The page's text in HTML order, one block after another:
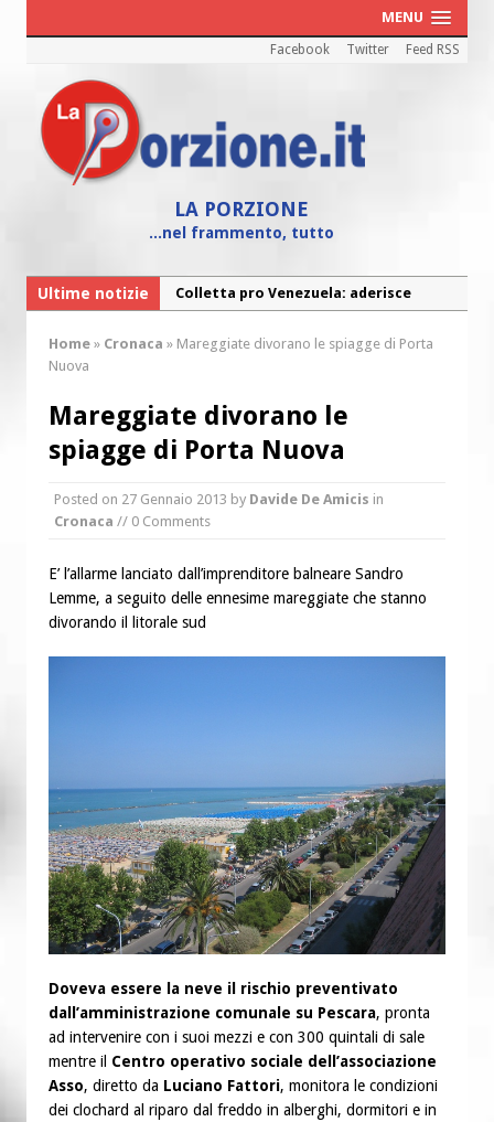
MENU
Facebook Twitter Feed RSS
LA PORZIONE
...nel frammento, tutto
Ultime notizie
Colletta pro Venezuela: aderisce
Fine vita: la Chiesa Cattolica inglese si
Torna la festa della Madonnina a
Montesilvano: “Tanta la devozione”
“Chiediamogli di legarci al bene”
è buono, giusto e santo per la nostra
vita”
Home » Cronaca » Mareggiate divorano le spiagge di Porta
Nuova
Mareggiate divorano le
spiagge di Porta Nuova
Posted on 27 Gennaio 2013 by Davide De Amicis in
Cronaca // 0 Comments
E’ l’allarme lanciato dall’imprenditore balneare Sandro
Lemme, a seguito delle ennesime mareggiate che stanno
divorando il litorale sud
Doveva essere la neve il rischio preventivato
dall’amministrazione comunale su Pescara, pronta
ad intervenire con i suoi mezzi e con 300 quintali di sale
mentre il Centro operativo sociale dell’associazione
Asso, diretto da Luciano Fattori, monitora le condizioni
dei clochard al riparo dal freddo in alberghi, dormitori e in